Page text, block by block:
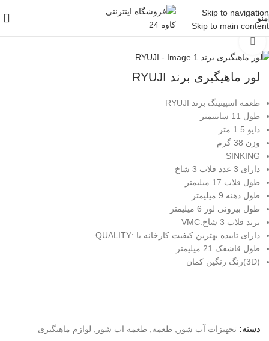
Skip to navigation
Skip to main content
منو
خانه/لوازم ماهیگیری/
/طعمه اب شور
لور ماهیگیری برند RYUJI
طعمه اسپینینگ برند RYUJI
طول 11 سانتیمتر
دایو 1.5 متر
وزن 38 گرم
SINKING
دارای 3 عدد قلاب 3 شاخ
طول قلاب 17 میلیمتر
طول دهنه 9 میلیمتر
طول بیرونی لور 6 میلیمتر
برند قلاب 3 شاخ:VMC
دارای تاییده بهترین کیفیت کارخانه یا :QUALITY
طول قاشقک 21 میلیمتر
(3D)رنگ رنگین کمان
دسته: تجهیزات آب شور , طعمه, طعمه اب شور , لوازم ماهیگیری